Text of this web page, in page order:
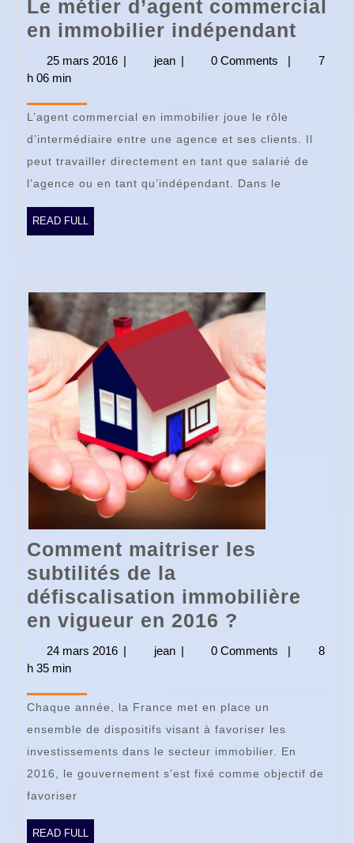
Le métier d’agent commercial
en immobilier indépendant
25 mars 2016 25
| jean jean
| 0 Comments |
7
h 06 min
L’agent commercial en immobilier joue le rôle
d’intermédiaire entre une agence et ses clients. Il
peut travailler directement en tant que salarié de
l’agence ou en tant qu’indépendant. Dans le
READ FULL
FULL
Comment maitriser les
subtilités de la
défiscalisation immobilière
en vigueur en 2016 ?
maitriser
subtilités
de
la
24 mars 2016 24
| jean jean
| 0 Comments |
8
h 35 min
Chaque année, la France met en place un
ensemble de dispositifs visant à favoriser les
investissements dans le secteur immobilier. En
2016, le gouvernement s’est fixé comme objectif de
favoriser
READ FULL